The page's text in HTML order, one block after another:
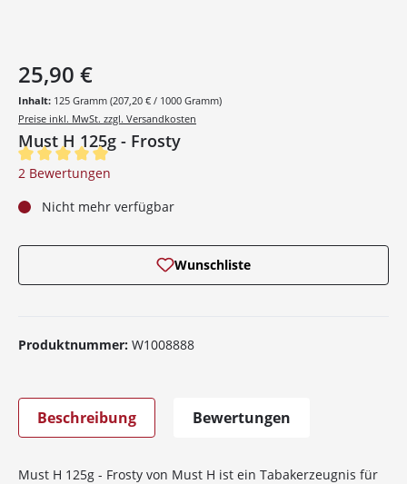
Must H 125g - Frosty
25,90 €
Inhalt: 125 Gramm (207,20 € / 1000 Gramm)
Preise inkl. MwSt. zzgl. Versandkosten
Durchschnittliche Bewertung von 5 von 5 Sternen
2 Bewertungen
Nicht mehr verfügbar
Wunschliste
Produktnummer: W1008888
Beschreibung Bewertungen
Must H 125g - Frosty von Must H ist ein Tabakerzeugnis für